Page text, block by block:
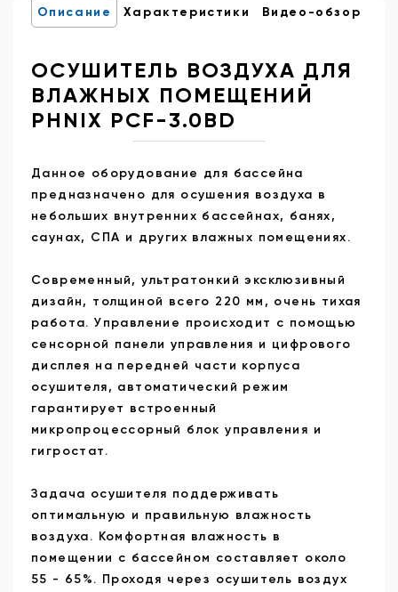
Описание Характеристики Видео-обзор
ОСУШИТЕЛЬ ВОЗДУХА ДЛЯ
ВЛАЖНЫХ ПОМЕЩЕНИЙ
PHNIX PCF-3.0BD
Данное оборудование для бассейна
предназначено для осушения воздуха в
небольших внутренних бассейнах, банях,
саунах, СПА и других влажных помещениях.
Современный, ультратонкий эксклюзивный
дизайн, толщиной всего 220 мм, очень тихая
работа. Управление происходит с помощью
сенсорной панели управления и цифрового
дисплея на передней части корпуса
осушителя, автоматический режим
гарантирует встроенный
микропроцессорный блок управления и
гигростат.
Задача осушителя поддерживать
оптимальную и правильную влажность
воздуха. Комфортная влажность в
помещении с бассейном составляет около
55 - 65%. Проходя через осушитель воздух